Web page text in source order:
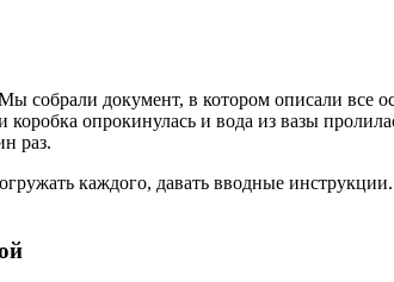
собрали документ, в котором описали все
коробка опрокинулась и вода из вазы
раз.
каждого, давать вводные